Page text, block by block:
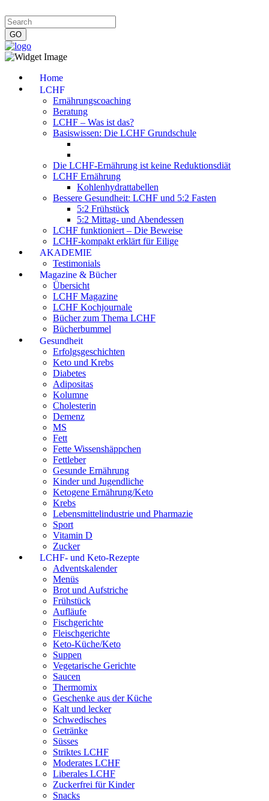
Home
LCHF
Ernährungscoaching
Beratung
LCHF – Was ist das?
Basiswissen: Die LCHF Grundschule
Die LCHF-Ernährung ist keine Reduktionsdiät
LCHF Ernährung
Kohlenhydrattabellen
Bessere Gesundheit: LCHF und 5:2 Fasten
5:2 Frühstück
5:2 Mittag- und Abendessen
LCHF funktioniert – Die Beweise
LCHF-kompakt erklärt für Eilige
AKADEMIE
Testimonials
Magazine & Bücher
Übersicht
LCHF Magazine
LCHF Kochjournale
Bücher zum Thema LCHF
Bücherbummel
Gesundheit
Erfolgsgeschichten
Keto und Krebs
Diabetes
Adipositas
Kolumne
Cholesterin
Demenz
MS
Fett
Fette Wissenshäppchen
Fettleber
Gesunde Ernährung
Kinder und Jugendliche
Ketogene Ernährung/Keto
Krebs
Lebensmittelindustrie und Pharmazie
Sport
Vitamin D
Zucker
LCHF- und Keto-Rezepte
Adventskalender
Menüs
Brot und Aufstriche
Frühstück
Aufläufe
Fischgerichte
Fleischgerichte
Keto-Küche/Keto
Suppen
Vegetarische Gerichte
Saucen
Thermomix
Geschenke aus der Küche
Kalt und lecker
Schwedisches
Getränke
Süsses
Striktes LCHF
Moderates LCHF
Liberales LCHF
Zuckerfrei für Kinder
Snacks